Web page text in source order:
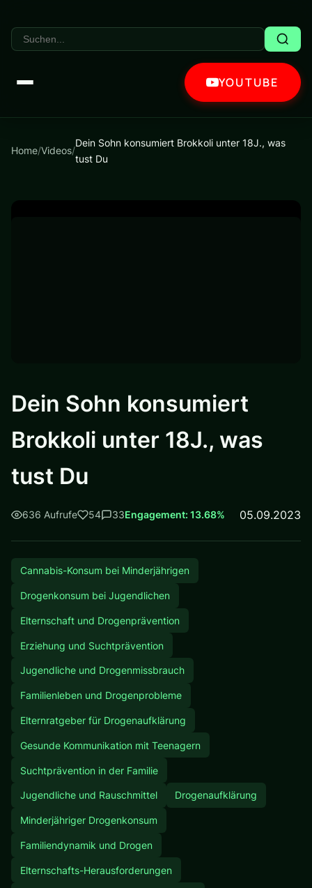
YOUTUBE
Home/Videos/
Dein Sohn konsumiert Brokkoli unter 18J., was
tust Du
Dein Sohn konsumiert
Brokkoli unter 18J., was
tust Du
636 Aufrufe 54 33Engagement: 13.68% 05.09.2023
Cannabis-Konsum bei Minderjährigen
Drogenkonsum bei Jugendlichen
Elternschaft und Drogenprävention
Erziehung und Suchtprävention
Jugendliche und Drogenmissbrauch
Familienleben und Drogenprobleme
Elternratgeber für Drogenaufklärung
Gesunde Kommunikation mit Teenagern
Suchtprävention in der Familie
Jugendliche und Rauschmittel Drogenaufklärung
Minderjähriger Drogenkonsum
Familiendynamik und Drogen
Elternschafts-Herausforderungen